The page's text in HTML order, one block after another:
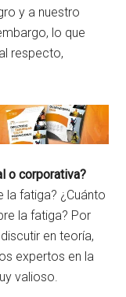
y a nuestro
lo que
respecto,
o corporativa?
fatiga? ¿Cuánto
la fatiga? Por
en teoría,
expertos en la
valioso.